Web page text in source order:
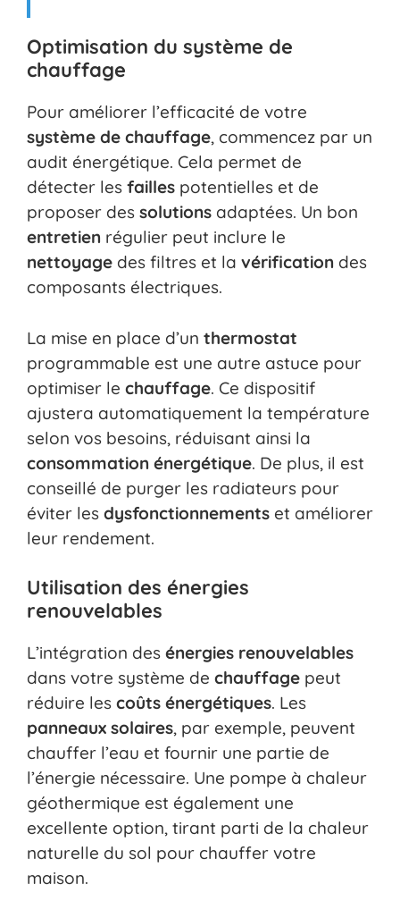
Optimisation du système de
chauffage
Pour améliorer l’efficacité de votre
système de chauffage, commencez par un
audit énergétique. Cela permet de
détecter les failles potentielles et de
proposer des solutions adaptées. Un bon
entretien régulier peut inclure le
nettoyage des filtres et la vérification des
composants électriques.
La mise en place d’un thermostat
programmable est une autre astuce pour
optimiser le chauffage. Ce dispositif
ajustera automatiquement la température
selon vos besoins, réduisant ainsi la
consommation énergétique. De plus, il est
conseillé de purger les radiateurs pour
éviter les dysfonctionnements et améliorer
leur rendement.
Utilisation des énergies
renouvelables
L’intégration des énergies renouvelables
dans votre système de chauffage peut
réduire les coûts énergétiques. Les
panneaux solaires, par exemple, peuvent
chauffer l’eau et fournir une partie de
l’énergie nécessaire. Une pompe à chaleur
géothermique est également une
excellente option, tirant parti de la chaleur
naturelle du sol pour chauffer votre
maison.